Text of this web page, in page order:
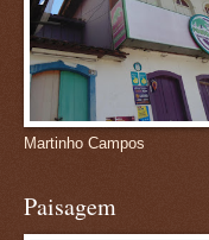
Martinho Campos
Paisagem